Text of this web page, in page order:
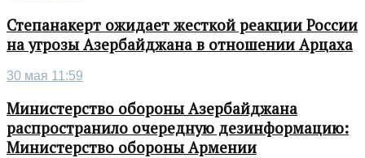
Степанакерт ожидает жесткой реакции России
на угрозы Азербайджана в отношении Арцаха
30 мая 11:59
Министерство обороны Азербайджана
распространило очередную дезинформацию:
Министерство обороны Армении